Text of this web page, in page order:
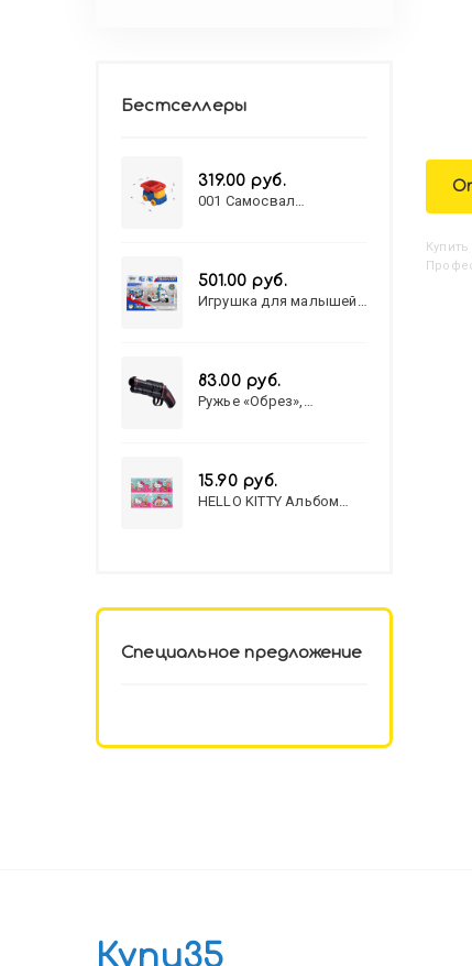
Купить
Бестселлеры
319.00 руб.
001 Самосвал
501.00 руб.
Игрушка для малышей
83.00 руб.
Ружье «Обрез»,
15.90 руб.
HELLO KITTY Альбом
Специальное предложение
Купи35